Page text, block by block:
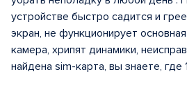
устройстве быстро садится и
экран, не функционирует
камера, хрипят динамики,
найдена sim-карта, вы знаете, где